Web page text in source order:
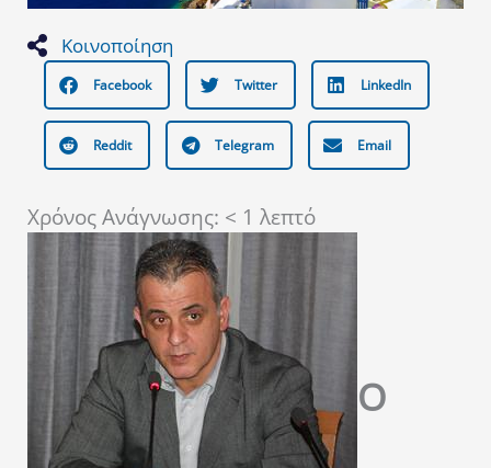
Κοινοποίηση
Facebook Twitter LinkedIn
Reddit Telegram Email
Χρόνος Ανάγνωσης: < 1 λεπτό
Ο